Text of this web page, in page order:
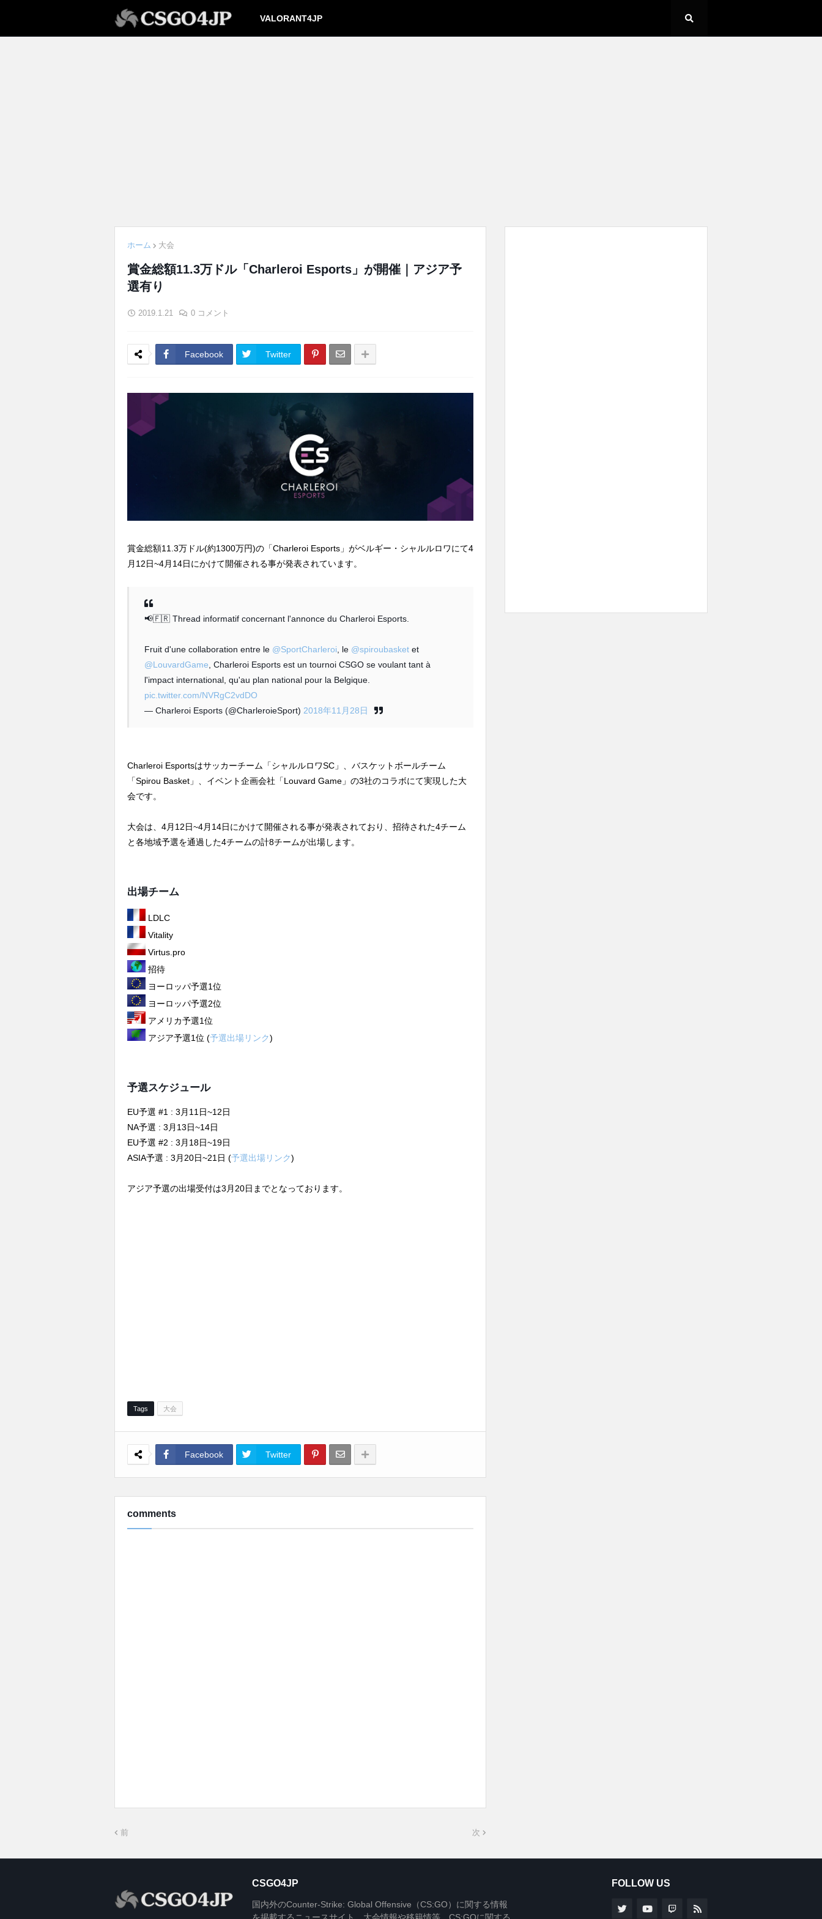
VALORANT4JP
ホーム 大会
賞金総額11.3万ドル「Charleroi Esports」が開催｜アジア予
選有り
2019.1.21 0 コメント
Facebook Twitter
賞金総額11.3万ドル(約1300万円)の「Charleroi Esports」がベルギー・シャルルロワにて4
月12日~4月14日にかけて開催される事が発表されています。
📢🇫🇷 Thread informatif concernant l'annonce du Charleroi Esports.
Fruit d'une collaboration entre le @SportCharleroi, le @spiroubasket et
@LouvardGame, Charleroi Esports est un tournoi CSGO se voulant tant à
l'impact international, qu'au plan national pour la Belgique.
pic.twitter.com/NVRgC2vdDO
— Charleroi Esports (@CharleroieSport) 2018年11月28日
Charleroi Esportsはサッカーチーム「シャルルロワSC」、バスケットボールチーム
「Spirou Basket」、イベント企画会社「Louvard Game」の3社のコラボにて実現した大
会です。
大会は、4月12日~4月14日にかけて開催される事が発表されており、招待された4チーム
と各地域予選を通過した4チームの計8チームが出場します。
出場チーム
LDLC
Vitality
Virtus.pro
招待
ヨーロッパ予選1位
ヨーロッパ予選2位
アメリカ予選1位
アジア予選1位 (予選出場リンク)
予選スケジュール
EU予選 #1 : 3月11日~12日
NA予選 : 3月13日~14日
EU予選 #2 : 3月18日~19日
ASIA予選 : 3月20日~21日 (予選出場リンク)
アジア予選の出場受付は3月20日までとなっております。
Tags 大会
Facebook Twitter
comments
前 次
CSGO4JP
国内外のCounter-Strike: Global Offensive（CS:GO）に関する情報
を掲載するニュースサイト。大会情報や移籍情等、CS:GOに関する
FOLLOW US